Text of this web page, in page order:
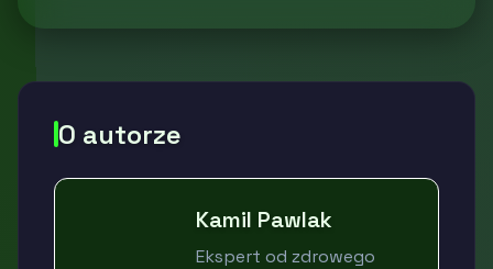
O autorze
Kamil Pawlak
Ekspert od zdrowego